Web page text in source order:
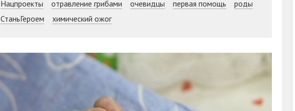
Нацпроекты
отравление грибами очевидцы первая помощь
роды
СтаньГероем
химический ожог